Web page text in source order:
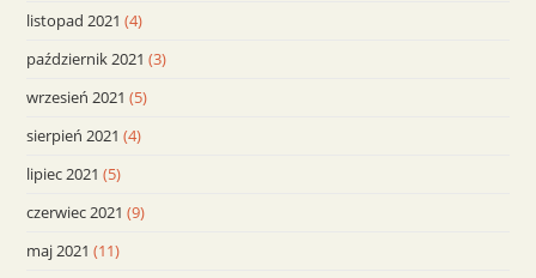
listopad 2021 (4)
październik 2021 (3)
wrzesień 2021 (5)
sierpień 2021 (4)
lipiec 2021 (5)
czerwiec 2021 (9)
maj 2021 (11)